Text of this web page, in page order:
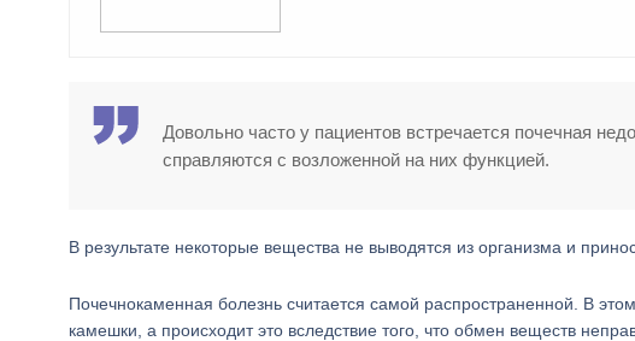
Довольно часто у пациентов встречается почечная
справляются с возложенной на них функцией.
В результате некоторые вещества не выводятся из организма и
Почечнокаменная болезнь считается самой распространенной. В
камешки, а происходит это вследствие того, что обмен веществ